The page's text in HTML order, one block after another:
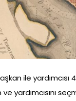
ile yardımcısı
yardımcısını